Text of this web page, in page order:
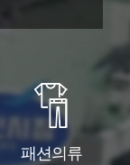
패션의류